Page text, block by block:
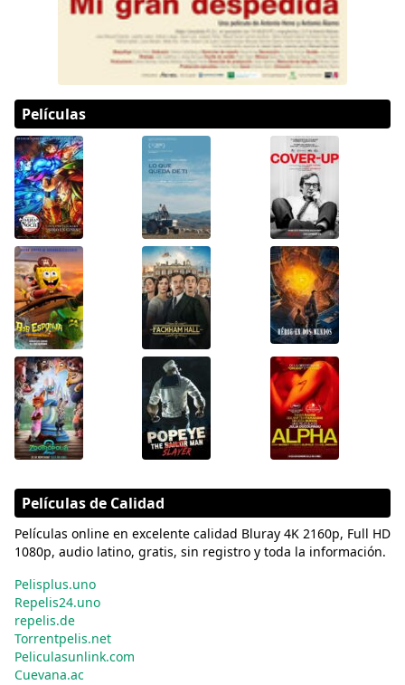
Películas
Películas de Calidad
Películas online en excelente calidad Bluray 4K 2160p, Full HD
1080p, audio latino, gratis, sin registro y toda la información.
Pelisplus.uno
Repelis24.uno
repelis.de
Torrentpelis.net
Peliculasunlink.com
Cuevana.ac